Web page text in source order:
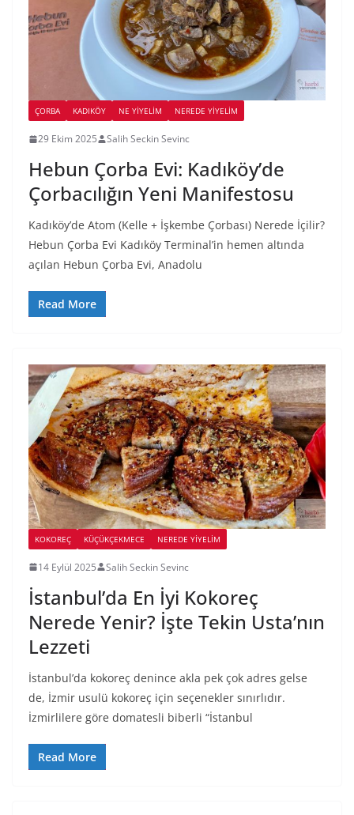
ÇORBA KADIKÖY NE YİYELİM NEREDE YİYELİM
29 Ekim 2025 Salih Seckin Sevinc
Hebun Çorba Evi: Kadıköy’de
Çorbacılığın Yeni Manifestosu
Kadıköy’de Atom (Kelle + İşkembe Çorbası) Nerede İçilir?
Hebun Çorba Evi Kadıköy Terminal’in hemen altında
açılan Hebun Çorba Evi, Anadolu
Read More
KOKOREÇ KÜÇÜKÇEKMECE NEREDE YİYELİM
14 Eylül 2025 Salih Seckin Sevinc
İstanbul’da En İyi Kokoreç
Nerede Yenir? İşte Tekin Usta’nın
Lezzeti
İstanbul’da kokoreç denince akla pek çok adres gelse
de, İzmir usulü kokoreç için seçenekler sınırlıdır.
İzmirlilere göre domatesli biberli “İstanbul
Read More